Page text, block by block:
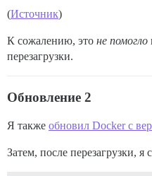
(Источник)
К сожалению, это не помогло
перезагрузки.
Обновление 2
Я также обновил Docker с
Затем, после перезагрузки,